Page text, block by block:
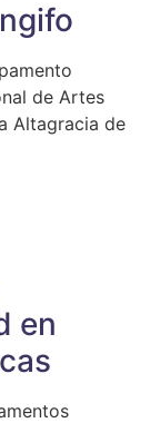
de Artes
Altagracia de
en